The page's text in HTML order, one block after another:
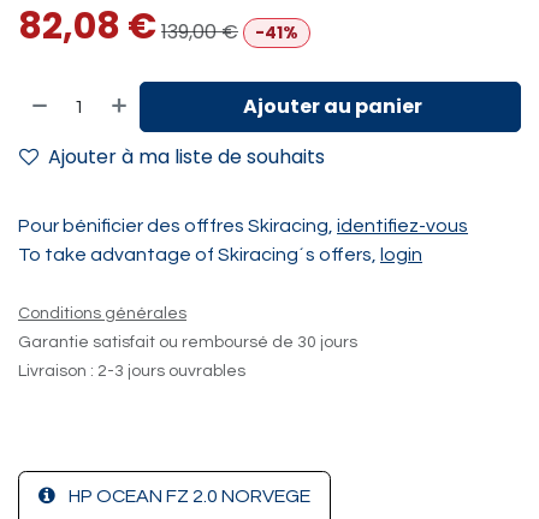
82,08€139,00€ -41%
Ajouter au panier
Ajouter à ma liste de souhaits
Pour bénificier des offfres Skiracing, identifiez-vous
To take advantage of Skiracing´s offers,
login
Conditions générales
Garantie satisfait ou remboursé de 30 jours
Livraison : 2-3 jours ouvrables
HP OCEAN FZ 2.0 NORVEGE